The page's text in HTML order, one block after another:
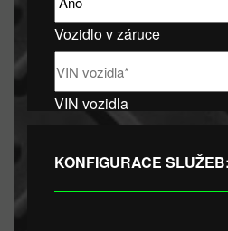
Vozidlo v záruce
VIN vozidla
KONFIGURACE SLUŽEB: